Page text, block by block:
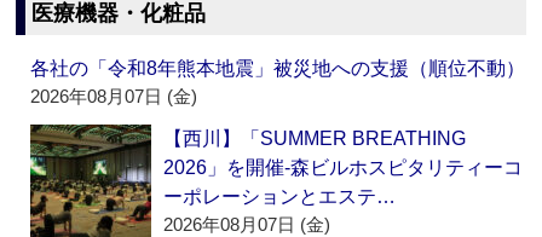
医療機器・化粧品
各社の「令和8年熊本地震」被災地への支援（順位不動）
2026年08月07日 (金)
【西川】「SUMMER BREATHING
2026」を開催‐森ビルホスピタリティーコ
ーポレーションとエステ…
2026年08月07日 (金)